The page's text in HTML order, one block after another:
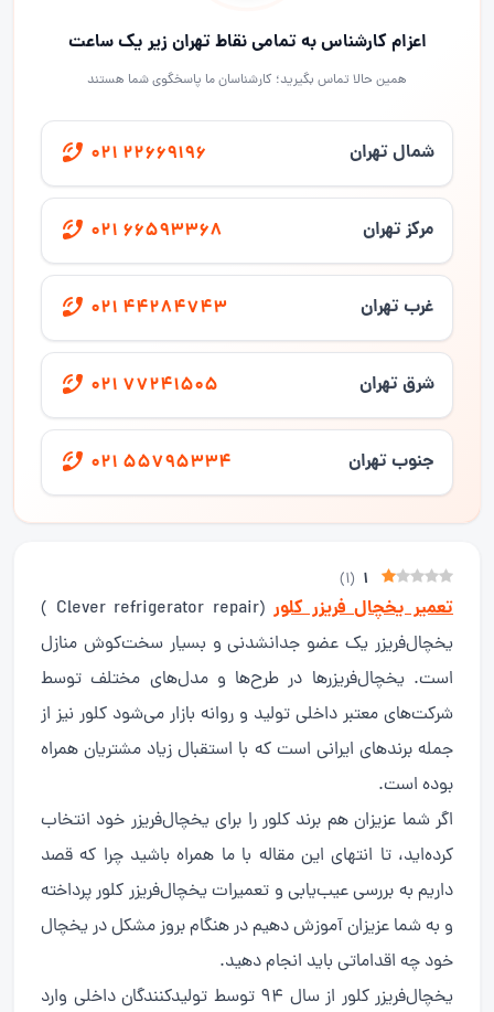
اعزام کارشناس به تمامی نقاط تهران زیر یک ساعت
همین حالا تماس بگیرید؛ کارشناسان ما پاسخگوی شما هستند
شمال تهران 021 22669196
مرکز تهران 021 66593368
غرب تهران 021 44284743
شرق تهران 021 77241505
جنوب تهران 021 55795334
1
(
1
)
تعمیر یخچال فریزر کلور
(Clever refrigerator repair )
یخچال‌فریزر یک عضو جدانشدنی و بسیار سخت‌کوش منازل
است. یخچال‌فریزرها در طرح‌ها و مدل‌های مختلف توسط
شرکت‌های معتبر داخلی تولید و روانه بازار می‌شود کلور نیز از
جمله برندهای ایرانی است که با استقبال زیاد مشتریان همراه
بوده است.
اگر شما عزیزان هم برند کلور را برای یخچال‌فریزر خود انتخاب
کرده‌اید، تا انتهای این مقاله با ما همراه باشید چرا که قصد
داریم به بررسی عیب‌یابی و تعمیرات یخچال‌فریزر کلور پرداخته
و به شما عزیزان آموزش دهیم در هنگام بروز مشکل در یخچال
خود چه اقداماتی باید انجام دهید.
یخچال‌فریزر کلور از سال 94 توسط تولیدکنندگان داخلی وارد